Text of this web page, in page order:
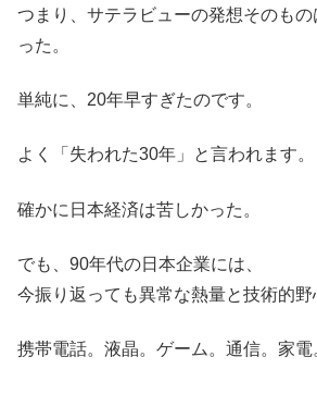
つまり、サテラビューの発想そのも
った。
単純に、20年早すぎたのです。
よく「失われた30年」と言われます。
確かに日本経済は苦しかった。
でも、90年代の日本企業には、
今振り返っても異常な熱量と技術的野
携帯電話。液晶。ゲーム。通信。家電